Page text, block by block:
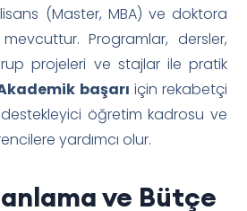
(Master, MBA) ve doktora
Programlar, dersler,
projeleri ve stajlar ile pratik
başarı için rekabetçi
öğretim kadrosu ve
yardımcı olur.
ve Bütçe